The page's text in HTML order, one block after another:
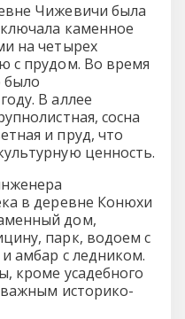
Чижевичи была
каменное
на четырех
с прудом. Во время
было
В аллее
сосна
и пруд, что
ценность.
в деревне Конюхи
дом,
парк, водоем с
амбар с ледником.
кроме усадебного
историко-